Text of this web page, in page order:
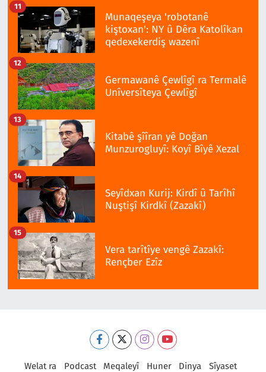
Munaqeşeya 'robotanê
kiştoxan': NY û Dêra Katolîkan
qedexekerdiş wazenî
11
Germawanê Çewlîgî ra Termalê
Unîversîteya Çewlîgî
12
Kitabê şîîran yê Doğan
Munzurogluyî: Koyî Bîyê Xezal
13
Seyîdxan Kurij: Kirdî û Tarîhî
Nuştişî Kirdkî (Zazakî)
14
Vera tarîtîye vengê Zazakî:
Rençber Ezîz
15
Welat ra Podcast Meqaleyî Huner Dinya
Sîyaset